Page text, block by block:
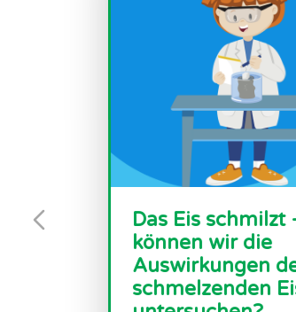
Leben retten, wenn
Katastrophen eintreten
Entdecken Sie, wie Satellitenbilder bei
der Katastrophenhilfe und dem
Wiederaufbau überall auf der Welt helfen